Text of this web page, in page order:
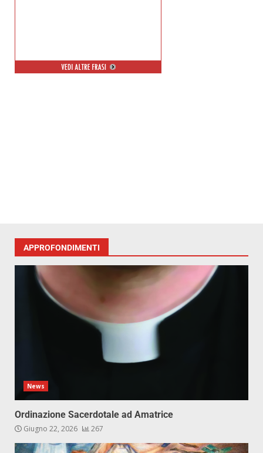
APPROFONDIMENTI
News
Ordinazione Sacerdotale ad Amatrice
Giugno 22, 2026 267